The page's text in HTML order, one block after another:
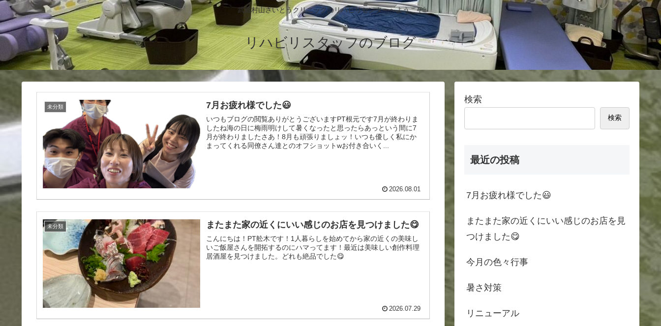
武蔵村山さいとうクリニックのリハビリセンターへようこそ
リハビリスタッフのブログ
未分類 7月お疲れ様でした😃
いつもブログの閲覧ありがとうございますPT根元です7月が終わりま
したね海の日に梅雨明けして暑くなったと思ったらあっという間に7
月が終わりましたさあ！8月も頑張りましょッ！いつも優しく私にか
まってくれる同僚さん達とのオフショットwお付き合いく...
2026.08.01
未分類 またまた家の近くにいい感じのお店を見つけました😋
こんにちは！PT舩木です！1人暮らしを始めてから家の近くの美味し
いご飯屋さんを開拓するのにハマってます！最近は美味しい創作料理
居酒屋を見つけました。どれも絶品でした😋
2026.07.29
検索
検索
最近の投稿
7月お疲れ様でした😃
またまた家の近くにいい感じのお店を見
つけました😋
今月の色々行事
暑さ対策
リニューアル